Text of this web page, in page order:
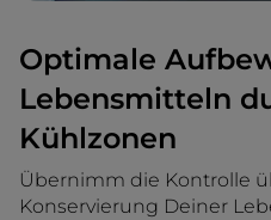
Optimale
Lebensmitteln
Kühlzonen
Übernimm die Kontrolle
Konservierung Deiner